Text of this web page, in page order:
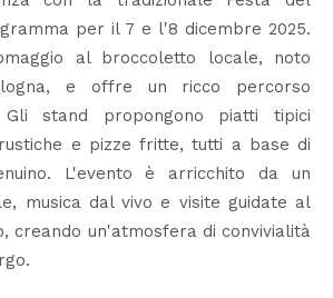
per il 7 e l'8 dicembre 2025.
al broccoletto locale, noto
e offre un ricco percorso
Gli stand propongono piatti tipici
e pizze fritte, tutti a base di
L'evento è arricchito da un
musica dal vivo e visite guidate al
creando un'atmosfera di convivialità